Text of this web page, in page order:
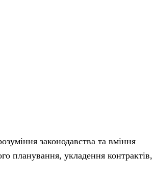
законодавства та вміння
планування, укладення контрактів,